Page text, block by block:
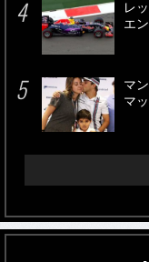
レ
エ
マ
マ